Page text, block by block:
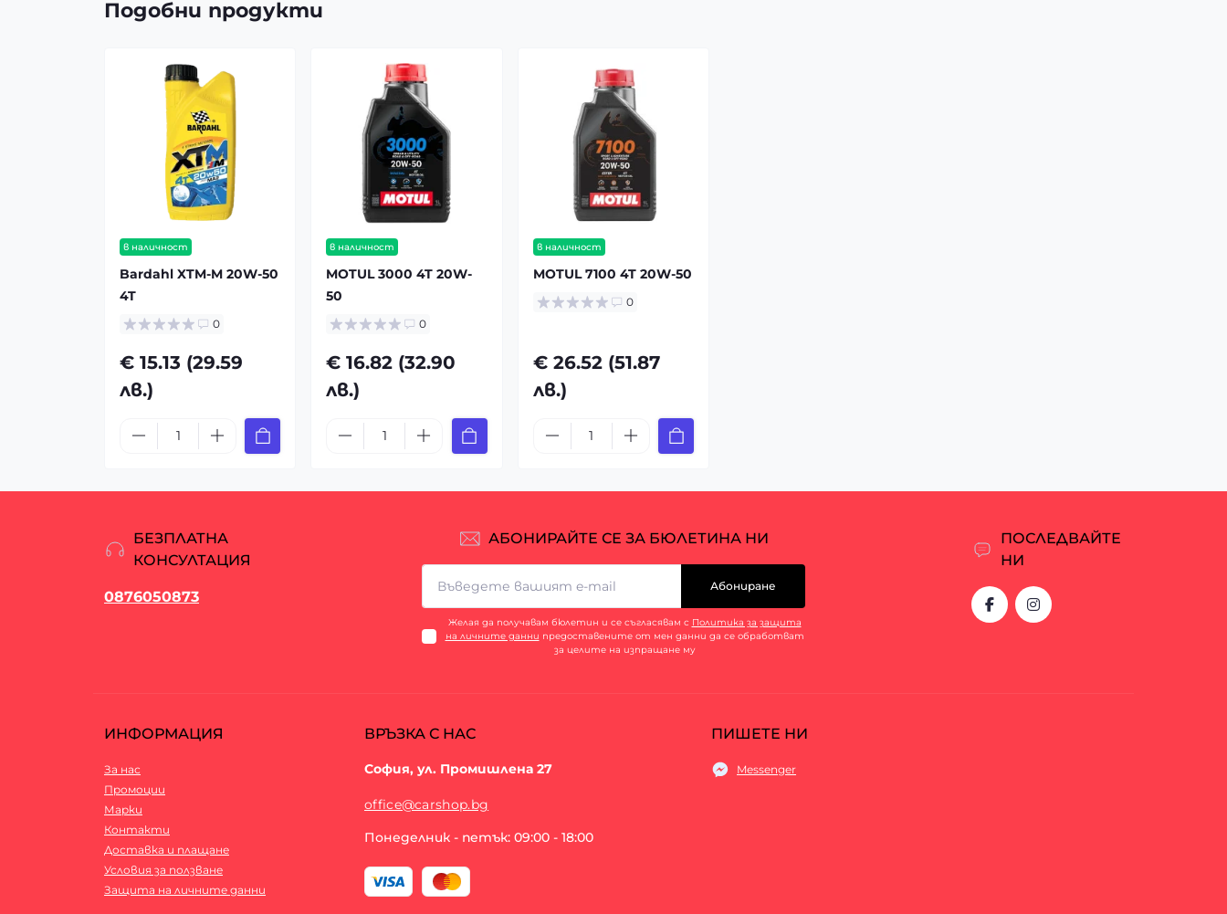
Подобни продукти
в наличност
Bardahl XTM-M 20W-50
4T
0
€ 15.13 (29.59
лв.)
в наличност
MOTUL 3000 4T 20W-
50
0
€ 16.82 (32.90
лв.)
в наличност
MOTUL 7100 4T 20W-50
0
€ 26.52 (51.87
лв.)
БЕЗПЛАТНА
КОНСУЛТАЦИЯ
0876050873
ПОСЛЕДВАЙТЕ
НИ
АБОНИРАЙТЕ СЕ ЗА БЮЛЕТИНА НИ
Абониране
Желая да получавам бюлетин и се съгласявам с Политика за защита
на личните данни предоставените от мен данни да се обработват
за целите на изпращане му
ИНФОРМАЦИЯ
За нас
Промоции
Марки
Контакти
Доставка и плащане
Условия за ползване
Защита на личните данни
ВРЪЗКА С НАС
София, ул. Промишлена 27
office@carshop.bg
Понеделник - петък: 09:00 - 18:00
ПИШЕТЕ НИ
Messenger